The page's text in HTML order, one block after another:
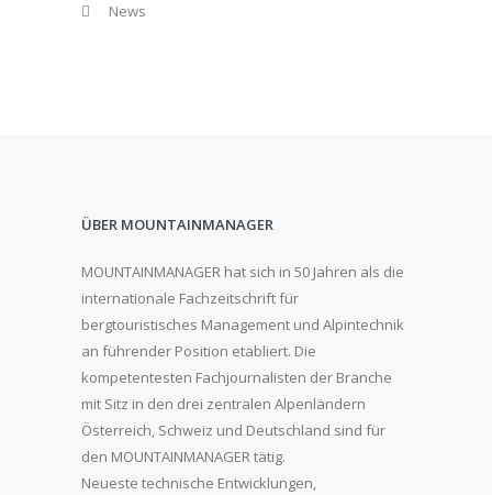
News
ÜBER MOUNTAINMANAGER
MOUNTAINMANAGER hat sich in 50 Jahren als die
internationale Fachzeitschrift für
bergtouristisches Management und Alpintechnik
an führender Position etabliert. Die
kompetentesten Fachjournalisten der Branche
mit Sitz in den drei zentralen Alpenländern
Österreich, Schweiz und Deutschland sind für
den MOUNTAINMANAGER tätig.
Neueste technische Entwicklungen,